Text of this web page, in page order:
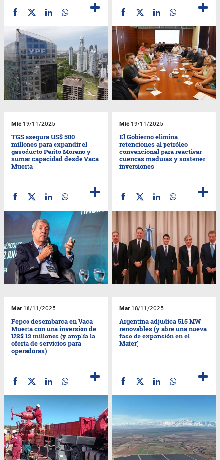
Mié19/11/2025
TGS asegura US$ 500
millones para expandir el
gasoducto Perito Moreno y
sumar capacidad desde Vaca
Muerta
Mié19/11/2025
El Gobierno elimina
retenciones al petróleo
convencional para reactivar
cuencas maduras y sostener
inversiones
Mar18/11/2025
Fepco desembarca en Vaca
Muerta con una inversión de
US$ 12 millones (y amplía la
oferta de servicios para
operadoras)
Mar18/11/2025
Argentina adjudica 515 MW
renovables (y abre una nueva
fase de expansión en el
Mater)